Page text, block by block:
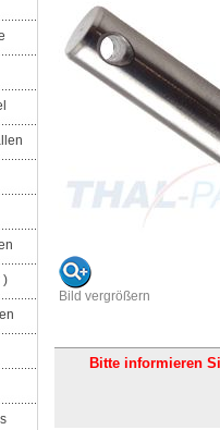
)
Bild vergrößern
Bitte informieren